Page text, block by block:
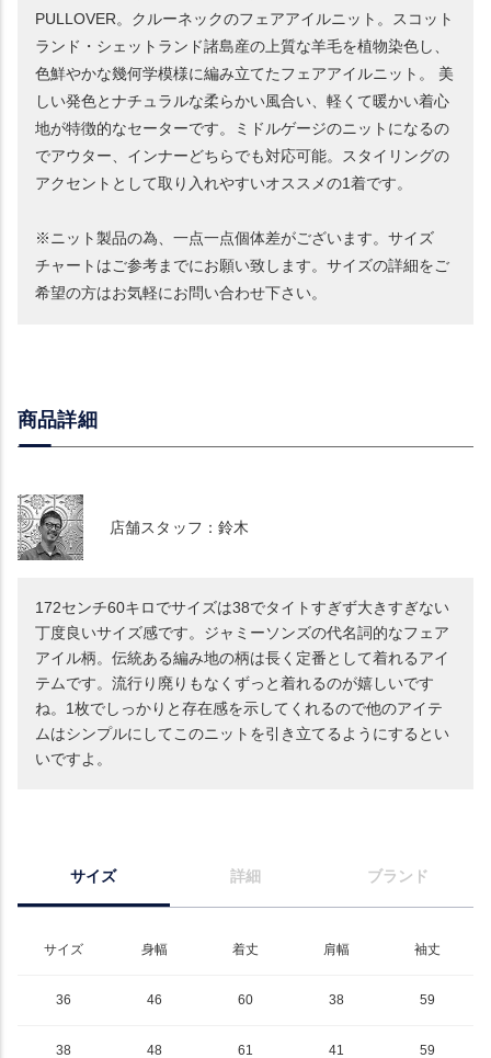
PULLOVER。クルーネックのフェアアイルニット。スコット
ランド・シェットランド諸島産の上質な羊毛を植物染色し、
色鮮やかな幾何学模様に編み立てたフェアアイルニット。 美
しい発色とナチュラルな柔らかい風合い、軽くて暖かい着心
地が特徴的なセーターです。ミドルゲージのニットになるの
でアウター、インナーどちらでも対応可能。スタイリングの
アクセントとして取り入れやすいオススメの1着です。
※ニット製品の為、一点一点個体差がございます。サイズ
チャートはご参考までにお願い致します。サイズの詳細をご
希望の方はお気軽にお問い合わせ下さい。
商品詳細
店舗スタッフ：鈴木
172センチ60キロでサイズは38でタイトすぎず大きすぎない
丁度良いサイズ感です。ジャミーソンズの代名詞的なフェア
アイル柄。伝統ある編み地の柄は長く定番として着れるアイ
テムです。流行り廃りもなくずっと着れるのが嬉しいです
ね。1枚でしっかりと存在感を示してくれるので他のアイテ
ムはシンプルにしてこのニットを引き立てるようにするとい
いですよ。
サイズ 詳細 ブランド
サイズ 身幅 着丈 肩幅 袖丈
36 46 60 38 59
38 48 61 41 59